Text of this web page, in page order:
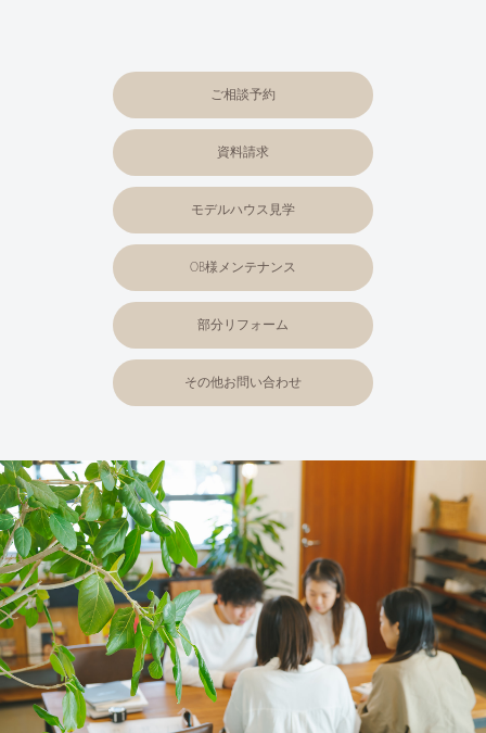
ご相談予約
資料請求
モデルハウス見学
OB様メンテナンス
部分リフォーム
その他お問い合わせ